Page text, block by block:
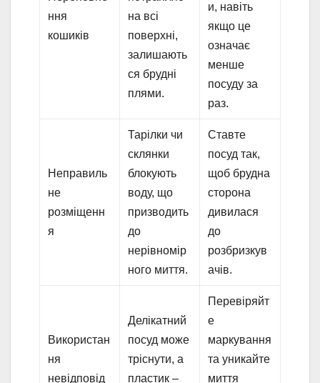
ння
кошиків
на всі
поверхні,
залишають
ся брудні
плями.
и, навіть
якщо це
означає
менше
посуду за
раз.
Неправиль
не
розміщенн
я
Тарілки чи
склянки
блокують
воду, що
призводить
до
нерівномір
ного миття.
Ставте
посуд так,
щоб брудна
сторона
дивилася
до
розбризкув
ачів.
Використан
ня
невідповід
Делікатний
посуд може
тріснути, а
пластик –
Перевіряйт
е
маркування
та уникайте
миття